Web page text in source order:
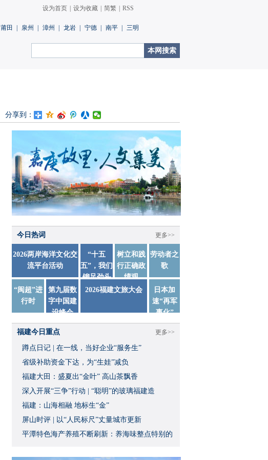
设为首页 设为收藏 简繁 RSS
莆田 泉州 漳州 龙岩 宁德 南平 三明
分享到：
更多>>
今日热词
2026两岸海洋文化交
流平台活动
“十五
五”，我们
铆足劲头
踏实干
树立和践
行正确政
绩观
劳动者之
歌
“闽超”进
行时
第九届数
字中国建
设峰会
2026福建文旅大会
日本加
速“再军
事化”
更多>>
福建今日重点
蹲点日记 | 在一线，当好企业“服务生”
省级补助资金下达，为“生娃”减负
福建大田：盛夏出“金叶” 高山茶飘香
深入开展“三争”行动 | “聪明”的玻璃福建造
福建：山海相融 地标生“金”
屏山时评 | 以“人民标尺”丈量城市更新
平潭特色海产养殖不断刷新：养海味整点特别的